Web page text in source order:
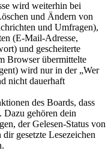
wird weiterhin bei
und Ändern von
und Umfragen),
(E-Mail-Adresse,
und gescheiterte
Browser übermittelte
wird nur in der „Wer
nicht dauerhaft
des Boards, dass
Dazu gehören dein
der Gelesen-Status von
gesetzte Lesezeichen